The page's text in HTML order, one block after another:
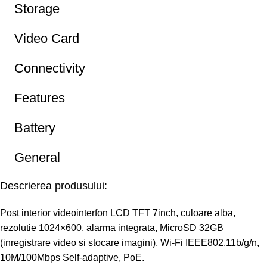
Storage
Video Card
Connectivity
Features
Battery
General
Descrierea produsului:
Post interior videointerfon LCD TFT 7inch, culoare alba,
rezolutie 1024×600, alarma integrata, MicroSD 32GB
(inregistrare video si stocare imagini), Wi-Fi IEEE802.11b/g/n,
10M/100Mbps Self-adaptive, PoE.